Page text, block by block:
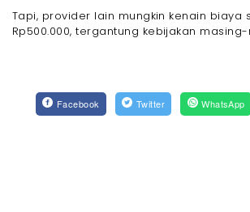
Tapi, provider lain mungkin kenain biaya
Rp500.000, tergantung kebijakan
Facebook Twitter WhatsApp